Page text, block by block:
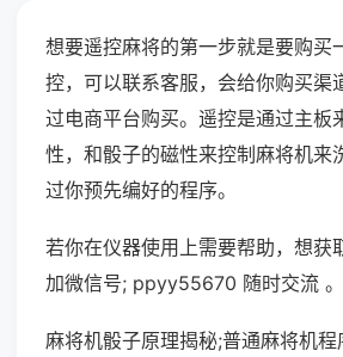
想要遥控麻将的第一步就是要购买
控，可以联系客服，会给你购买渠
过电商平台购买。遥控是通过主板
性，和骰子的磁性来控制麻将机来
过你预先编好的程序。
若你在仪器使用上需要帮助，想获
加微信号; ppyy55670 随时交流 。
麻将机骰子原理揭秘;普通麻将机